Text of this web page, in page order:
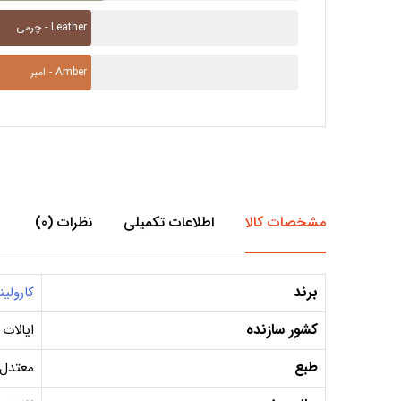
چرمی - Leather
امبر - Amber
مشخصات کالا اطلاعات تکمیلی نظرات (0)
برند
کشور سازنده
طبع معتدل